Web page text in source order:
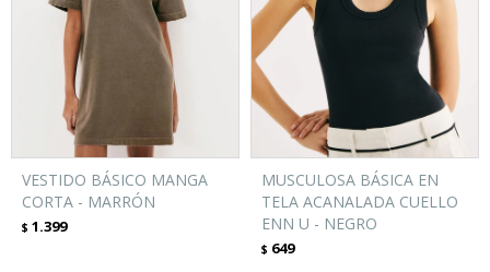
VESTIDO BÁSICO MANGA
CORTA - MARRÓN
$ 1.399
MUSCULOSA BÁSICA EN
TELA ACANALADA CUELLO
ENN U - NEGRO
$ 649